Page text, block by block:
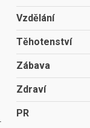
Vzdělání
Těhotenství
Zábava
Zdraví
PR